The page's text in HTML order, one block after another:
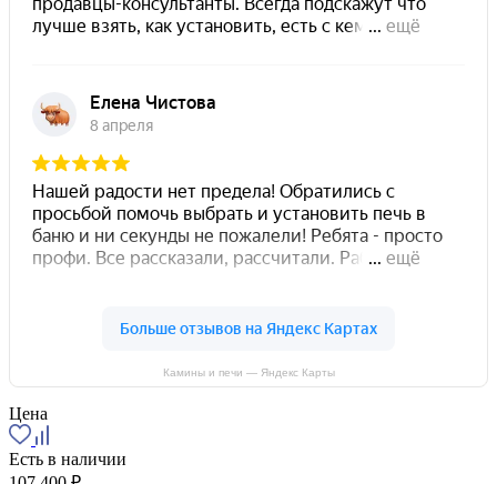
Камины и печи — Яндекс Карты
Цена
Есть в наличии